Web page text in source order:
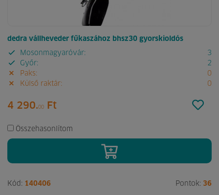
dedra vállheveder fűkaszához bhsz30 gyorskioldós
Mosonmagyaróvár:
3
Győr:
2
Paks:
0
Külső raktár:
0
4 290.00 Ft
Összehasonlítom
Kód: 140406 Pontok: 36